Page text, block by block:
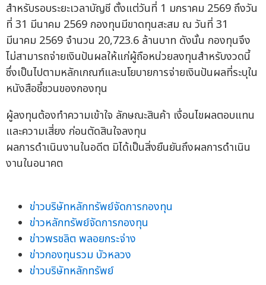
สำหรับรอบระยะเวลาบัญชี ตั้งแต่วันที่ 1 มกราคม 2569 ถึงวัน
ที่ 31 มีนาคม 2569 กองทุนมีขาดทุนสะสม ณ วันที่ 31
มีนาคม 2569 จำนวน 20,723.6 ล้านบาท ดังนั้น กองทุนจึง
ไม่สามารถจ่ายเงินปันผลให้แก่ผู้ถือหน่วยลงทุนสำหรับงวดนี้
ซึ่งเป็นไปตามหลักเกณฑ์และนโยบายการจ่ายเงินปันผลที่ระบุใน
หนังสือชี้ชวนของกองทุน
ผู้ลงทุนต้องทำความเข้าใจ ลักษณะสินค้า เงื่อนไขผลตอบแทน
และความเสี่ยง ก่อนตัดสินใจลงทุน
ผลการดำเนินงานในอดีต มิได้เป็นสิ่งยืนยันถึงผลการดำเนิน
งานในอนาคต
ข่าวบริษัทหลักทรัพย์จัดการกองทุน
ข่าวหลักทรัพย์จัดการกองทุน
ข่าวพรชลิต พลอยกระจ่าง
ข่าวกองทุนรวม บัวหลวง
ข่าวบริษัทหลักทรัพย์